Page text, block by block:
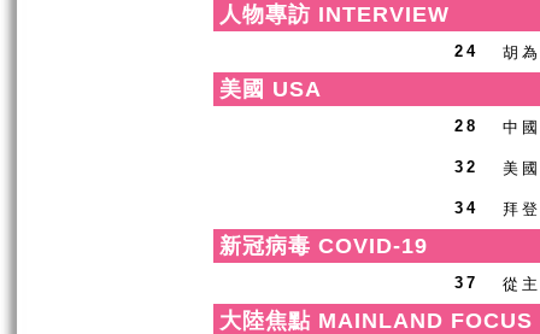
人物專訪 INTERVIEW
24 胡
美國 USA
28 中
32 美
34 拜
新冠病毒 COVID-19
37 從
大陸焦點 MAINLAND FOCUS